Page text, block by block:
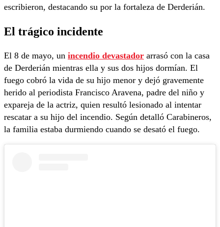
escribieron, destacando su por la fortaleza de Derderián.
El trágico incidente
El 8 de mayo, un incendio devastador arrasó con la casa
de Derderián mientras ella y sus dos hijos dormían. El
fuego cobró la vida de su hijo menor y dejó gravemente
herido al periodista Francisco Aravena, padre del niño y
expareja de la actriz, quien resultó lesionado al intentar
rescatar a su hijo del incendio. Según detalló Carabineros,
la familia estaba durmiendo cuando se desató el fuego.